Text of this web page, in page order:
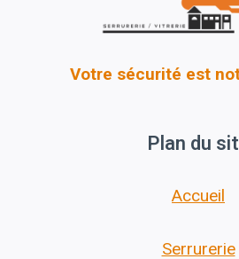
Votre sécurité est
Plan du
Accueil
Serrurerie